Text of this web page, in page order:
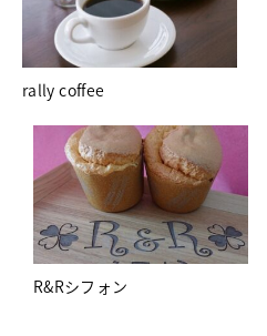
rally coffee
R&Rシフォン